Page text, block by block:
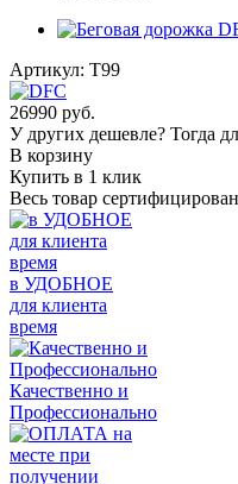
Артикул: T99
26990 руб.
У других дешевле? Тогда
В корзину
Купить в 1 клик
Весь товар
в УДОБНОЕ
для клиента
время
Качественно и
Профессионально